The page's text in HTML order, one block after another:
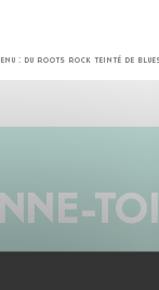
: du roots rock teinté